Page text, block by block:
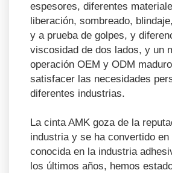
espesores, diferentes
liberación, sombreado,
y a prueba de golpes, y
viscosidad de dos lados, y un
operación OEM y ODM
satisfacer las necesidades
diferentes industrias.
La cinta AMK goza de la
industria y se ha convertido en
conocida en la industria
los últimos años, hemos